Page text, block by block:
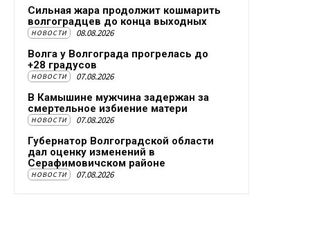
Сильная жара продолжит кошмарить
волгоградцев до конца выходных
НОВОСТИ 08.08.2026
Волга у Волгограда прогрелась до
+28 градусов
НОВОСТИ 07.08.2026
В Камышине мужчина задержан за
смертельное избиение матери
НОВОСТИ 07.08.2026
Губернатор Волгоградской области
дал оценку изменений в
Серафимовичском районе
НОВОСТИ 07.08.2026